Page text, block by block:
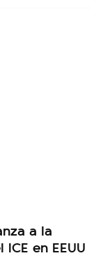
a la
en EEUU